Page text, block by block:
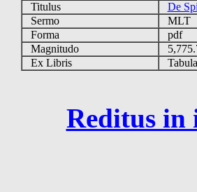
Titulus
De
Sermo
MLT
Forma
pdf
Magnitudo
Ex Libris
Reditus in